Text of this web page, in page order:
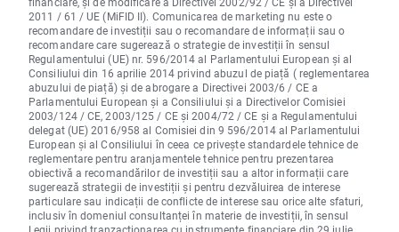
2011 / 61 / UE (MiFID II). Comunicarea de marketing nu este o
recomandare de investiții sau o recomandare de informații sau o
recomandare care sugerează o strategie de investiții în sensul
Regulamentului (UE) nr. 596/2014 al Parlamentului European și al
Consiliului din 16 aprilie 2014 privind abuzul de piață ( reglementarea
abuzului de piață) și de abrogare a Directivei 2003/6 / CE a
Parlamentului European și a Consiliului și a Directivelor Comisiei
2003/124 / CE, 2003/125 / CE și 2004/72 / CE și a Regulamentului
delegat (UE) 2016/958 al Comisiei din 9 596/2014 al Parlamentului
European și al Consiliului în ceea ce privește standardele tehnice de
reglementare pentru aranjamentele tehnice pentru prezentarea
obiectivă a recomandărilor de investiții sau a altor informații care
sugerează strategii de investiții și pentru dezvăluirea de interese
particulare sau indicații de conflicte de interese sau orice alte sfaturi,
inclusiv în domeniul consultanței în materie de investiții, în sensul